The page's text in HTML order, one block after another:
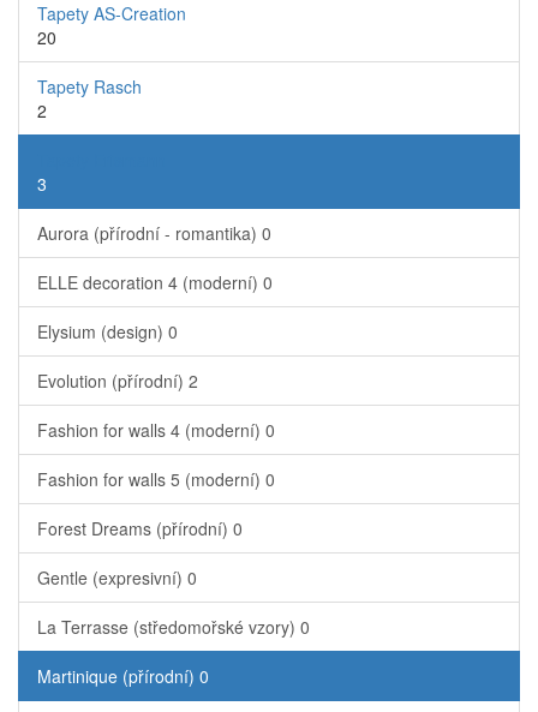
Tapety AS-Creation
20
Tapety Rasch
2
3
Aurora (přírodní - romantika) 0
ELLE decoration 4 (moderní) 0
Elysium (design) 0
Evolution (přírodní) 2
Fashion for walls 4 (moderní) 0
Fashion for walls 5 (moderní) 0
Forest Dreams (přírodní) 0
Gentle (expresivní) 0
La Terrasse (středomořské vzory) 0
Martinique (přírodní) 0